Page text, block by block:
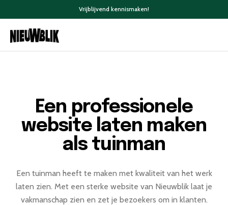
Vrijblijvend kennismaken!
Een professionele
website laten maken
als tuinman
Een tuinman heeft te maken met kwaliteit van het werk
laten zien. Met een sterke website van Nieuwblik laat je
vakmanschap zien en zet je bezoekers om in klanten.